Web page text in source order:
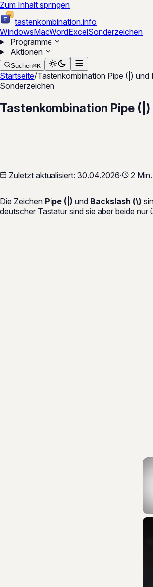
K
T
Zum Inhalt springen
tastenkombination.info
WindowsMacWordExcelSonderzeichen
Programme
Aktionen
Suchen⌘K
Startseite/Tastenkombination Pipe (|) und
Sonderzeichen
Tastenkombination Pipe
Zuletzt aktualisiert: 30.04.2026· 2
Die Zeichen Pipe (|) und Backslash (\)
deutscher Tastatur sind sie aber beide nur